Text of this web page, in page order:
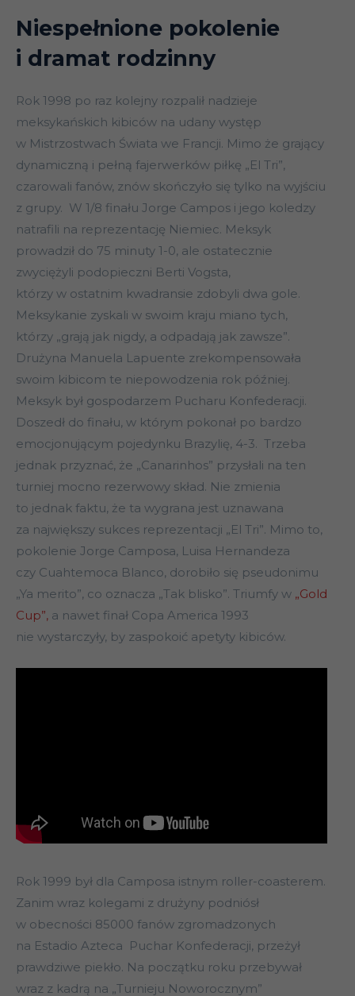
Niespełnione pokolenie
i dramat rodzinny
Rok 1998 po raz kolejny rozpalił nadzieje
meksykańskich kibiców na udany występ
w Mistrzostwach Świata we Francji. Mimo że grający
dynamiczną i pełną fajerwerków piłkę „El Tri”,
czarowali fanów, znów skończyło się tylko na wyjściu
z grupy. W 1/8 finału Jorge Campos i jego koledzy
natrafili na reprezentację Niemiec. Meksyk
prowadził do 75 minuty 1-0, ale ostatecznie
zwyciężyli podopieczni Berti Vogsta,
którzy w ostatnim kwadransie zdobyli dwa gole.
Meksykanie zyskali w swoim kraju miano tych,
którzy „grają jak nigdy, a odpadają jak zawsze”.
Drużyna Manuela Lapuente zrekompensowała
swoim kibicom te niepowodzenia rok później.
Meksyk był gospodarzem Pucharu Konfederacji.
Doszedł do finału, w którym pokonał po bardzo
emocjonującym pojedynku Brazylię, 4-3. Trzeba
jednak przyznać, że „Canarinhos” przysłali na ten
turniej mocno rezerwowy skład. Nie zmienia
to jednak faktu, że ta wygrana jest uznawana
za największy sukces reprezentacji „El Tri”. Mimo to,
pokolenie Jorge Camposa, Luisa Hernandeza
czy Cuahtemoca Blanco, dorobiło się pseudonimu
„Ya merito”, co oznacza „Tak blisko”. Triumfy w „Gold
Cup”, a nawet finał Copa America 1993
nie wystarczyły, by zaspokoić apetyty kibiców.
Rok 1999 był dla Camposa istnym roller-coasterem.
Zanim wraz kolegami z drużyny podniósł
w obecności 85000 fanów zgromadzonych
na Estadio Azteca Puchar Konfederacji, przeżył
prawdziwe piekło. Na początku roku przebywał
wraz z kadrą na „Turnieju Noworocznym”